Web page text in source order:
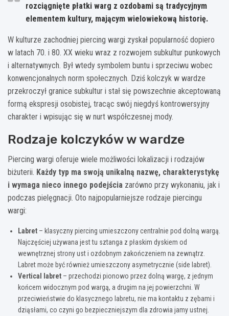
rozciągnięte płatki warg z ozdobami są tradycyjnym
elementem kultury, mającym wielowiekową historię.
W kulturze zachodniej piercing wargi zyskał popularność dopiero
w latach 70. i 80. XX wieku wraz z rozwojem subkultur punkowych
i alternatywnych. Był wtedy symbolem buntu i sprzeciwu wobec
konwencjonalnych norm społecznych. Dziś kolczyk w wardze
przekroczył granice subkultur i stał się powszechnie akceptowaną
formą ekspresji osobistej, tracąc swój niegdyś kontrowersyjny
charakter i wpisując się w nurt współczesnej mody.
Rodzaje kolczyków w wardze
Piercing wargi oferuje wiele możliwości lokalizacji i rodzajów
biżuterii. Każdy typ ma swoją unikalną nazwę, charakterystykę
i wymaga nieco innego podejścia zarówno przy wykonaniu, jak i
podczas pielęgnacji. Oto najpopularniejsze rodzaje piercingu
wargi:
Labret – klasyczny piercing umieszczony centralnie pod dolną wargą.
Najczęściej używana jest tu sztanga z płaskim dyskiem od
wewnętrznej strony ust i ozdobnym zakończeniem na zewnątrz.
Labret może być również umieszczony asymetrycznie (side labret).
Vertical labret – przechodzi pionowo przez dolną wargę, z jednym
końcem widocznym pod wargą, a drugim na jej powierzchni. W
przeciwieństwie do klasycznego labretu, nie ma kontaktu z zębami i
dziąsłami, co czyni go bezpieczniejszym dla zdrowia jamy ustnej.